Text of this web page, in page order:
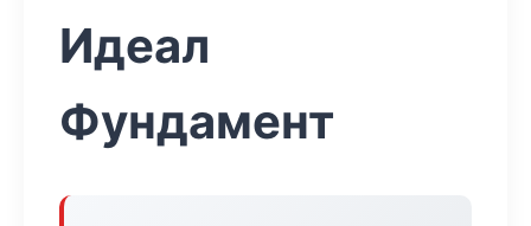
Идеал
Фундамент